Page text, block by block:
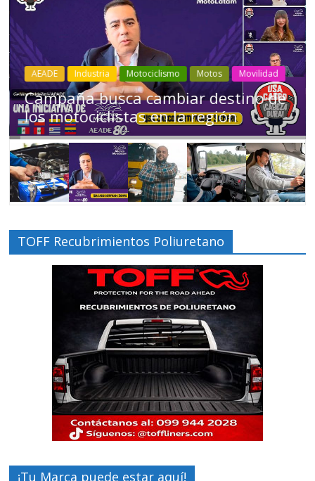
Industria Movilidad Transporte Varios
Choferes profesionales mantienen a
Ecuador en movimiento
TOFF Recubrimientos Poliuretano
¡Tu Marca puede estar aquí!